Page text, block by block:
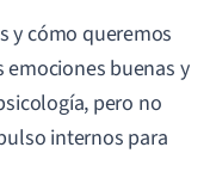
y cómo queremos
emociones buenas y
pero no
internos para